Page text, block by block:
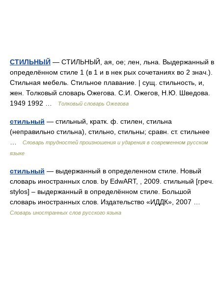
СТИЛЬНЫЙ — СТИЛЬНЫЙ, ая, ое; лен, льна. Выдержанный в
определённом стиле 1 (в 1 и в нек рых сочетаниях во 2 знач.).
Стильная мебель. Стильное плавание. | сущ. стильность, и,
жен. Толковый словарь Ожегова. С.И. Ожегов, Н.Ю. Шведова.
1949 1992 …
Толковый словарь Ожегова
стильный — стильный, кратк. ф. стилен, стильна
(неправильно стильна), стильно, стильны; сравн. ст. стильнее
Словарь трудностей произношения и ударения в современном русском
языке
стильный — выдержанный в определенном стиле. Новый
словарь иностранных слов. by EdwART, , 2009. стильный [греч.
stylos] – выдержанный в определённом стиле. Большой
словарь иностранных слов. Издательство «ИДДК», 2007 …
Словарь иностранных слов русского языка